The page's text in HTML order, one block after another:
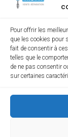
Pour offrir les
que les cookies pour
fait de consentir à
telles que le
de ne pas consentir
sur certaines
Lovely